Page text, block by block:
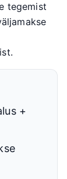
tegemist
+